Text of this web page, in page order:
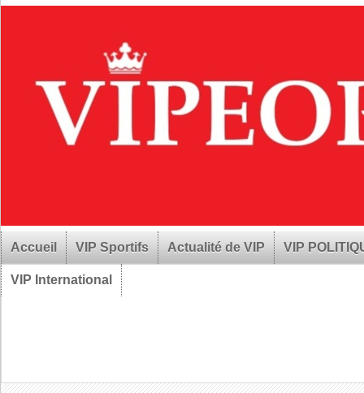
Accueil VIP Sportifs Actualité de VIP VIP
VIP International